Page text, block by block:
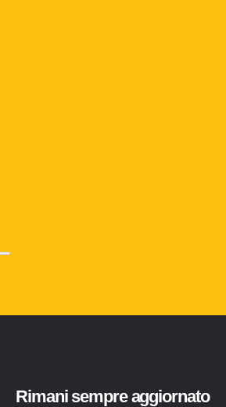
Rimani sempre aggiornato